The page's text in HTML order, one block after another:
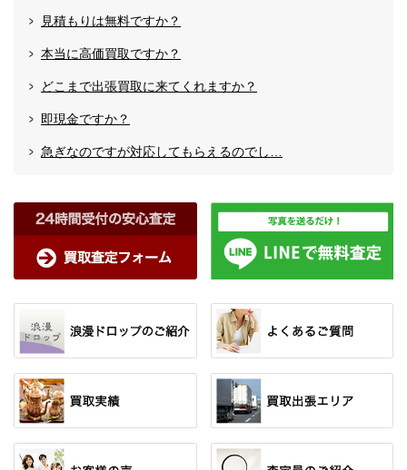
見積もりは無料ですか？
本当に高価買取ですか？
どこまで出張買取に来てくれますか？
即現金ですか？
急ぎなのですが対応してもらえるのでし…